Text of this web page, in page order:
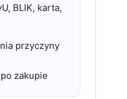
BLIK, karta,
przyczyny
zakupie